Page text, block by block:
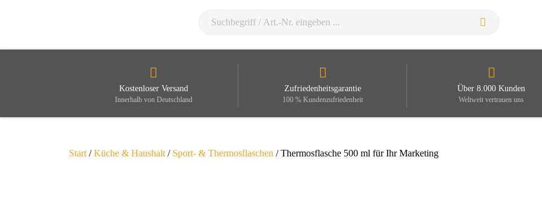
Kostenloser Versand
Innerhalb von Deutschland
Zufriedenheitsgarantie
100 % Kundenzufriedenheit
Über 8.000 Kunden
Weltweit vertrauen uns
Start /Küche & Haushalt / Sport- & Thermosflaschen / Thermosflasche 500 ml für Ihr Marketing